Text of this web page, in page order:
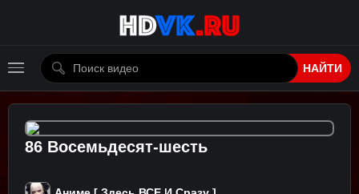
НАЙТИ
86 Восемьдесят-шесть